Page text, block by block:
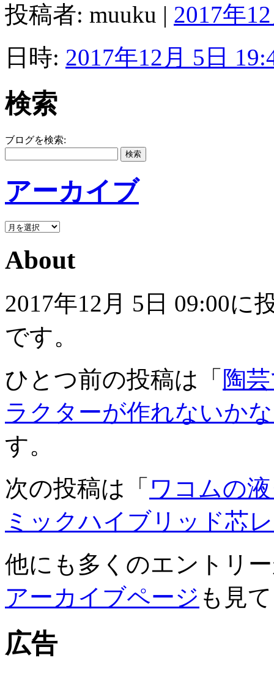
投稿者: muuku | 2017年
日時: 2017年12月 5日
検索
ブログを検索:
アーカイブ
About
2017年12月 5日 09:00
です。
ひとつ前の投稿は「 陶
ラクターが作れないか
す。
次の投稿は「 ワコムの
ミックハイブリッド芯
他にも多くのエントリ
アーカイブページ も見
広告